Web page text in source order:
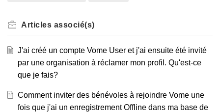
Articles associé(s)
J'ai créé un compte Vome User et j'ai ensuite été invité
par une organisation à réclamer mon profil. Qu'est-ce
que je fais?
Comment inviter des bénévoles à rejoindre Vome une
fois que j'ai un enregistrement Offline dans ma base de